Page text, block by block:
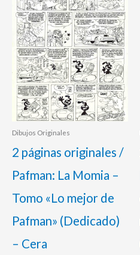
Dibujos Originales
2 páginas originales /
Pafman: La Momia –
Tomo «Lo mejor de
Pafman» (Dedicado)
– Cera